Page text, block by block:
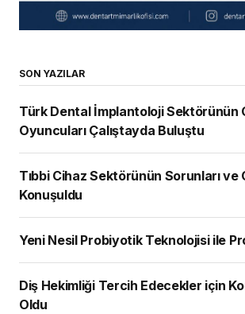
SON YAZILAR
Türk Dental İmplantoloji Sektörünün
Oyuncuları Çalıştayda Buluştu
Tıbbi Cihaz Sektörünün Sorunları ve
Konuşuldu
Yeni Nesil Probiyotik Teknolojisi ile
Diş Hekimliği Tercih Edecekler için Kontenjanlar Belli
Oldu